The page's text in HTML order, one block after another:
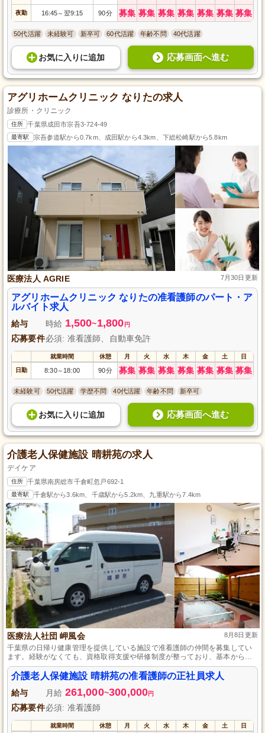
夜勤 16:45～ 翌9:15 90分 募集 募集 募集 募集 募集 募集 募集
50代活躍 未経験可 新卒可 60代活躍 年齢不問 40代活躍
お気に入り に追加 応募画面へ進む
アグリホームクリニック なりたの求人
診療所・クリニック
住所 千葉県成田市宗吾3-724-49
最寄駅 宗吾参道駅から0.7km、成田駅から4.3km、下総松崎駅から5.8km
医療法人 AGRIE 7月30日更新
アグリホームクリニック なりたの准看護師のパート・ア
ルバイト求人
給与 時給 1,500~1,800 円
応募要件必須: 准看護師、自動車免許
就業時間 休憩 月 火 水 木 金 土 日
日勤 8:30～ 18:00 90分 募集 募集 募集 募集 募集 募集 募集
未経験可 50代活躍 学歴不問 40代活躍 年齢不問 新卒可
お気に入り に追加 応募画面へ進む
介護老人保健施設 晴耕苑の求人
デイケア
住所 千葉県南房総市千倉町忽戸692-1
最寄駅 千倉駅から3.6km、千歳駅から5.2km、九重駅から7.4km
医療法人社団 岬風会 8月8日更新
千葉県の日帰り健康管理を提供している施設で准看護師の仲間を募集してい
ます。経験がなくても、資格取得支援や研修制度が整っており、基本からコ
ミュニケーションスキルまで学べる環境ですので、安心してスタートできま
す。長く働きたい方には、退職金制度も完備しており、安定したキャリアを
築くことが可能です。
介護老人保健施設 晴耕苑の准看護師の正社員求人
給与 月給 261,000~300,000円
応募要件必須: 准看護師
就業時間 休憩 月 火 水 木 金 土 日